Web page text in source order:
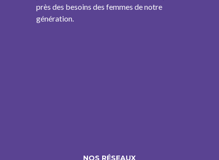
près des besoins des femmes de notre
génération.
NOS RÉSEAUX